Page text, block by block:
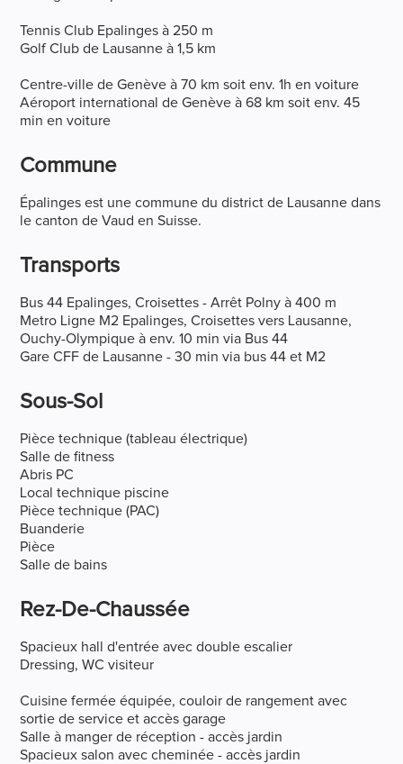
Tennis Club Epalinges à 250 m
Golf Club de Lausanne à 1,5 km
Centre-ville de Genève à 70 km soit env. 1h en voiture
Aéroport international de Genève à 68 km soit env. 45
min en voiture
Commune
Épalinges est une commune du district de Lausanne dans
le canton de Vaud en Suisse.
Transports
Bus 44 Epalinges, Croisettes - Arrêt Polny à 400 m
Metro Ligne M2 Epalinges, Croisettes vers Lausanne,
Ouchy-Olympique à env. 10 min via Bus 44
Gare CFF de Lausanne - 30 min via bus 44 et M2
Sous-Sol
Pièce technique (tableau électrique)
Salle de fitness
Abris PC
Local technique piscine
Pièce technique (PAC)
Buanderie
Pièce
Salle de bains
Rez-De-Chaussée
Spacieux hall d'entrée avec double escalier
Dressing, WC visiteur
Cuisine fermée équipée, couloir de rangement avec
sortie de service et accès garage
Salle à manger de réception - accès jardin
Spacieux salon avec cheminée - accès jardin